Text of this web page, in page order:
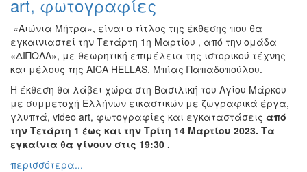
-
Διημερίδες
Σεμινάρια-
Διαλέξεις-
Ομιλίες
Διάφορες
Εκθέσεις
Εκδηλώσεις
για
Παιδιά
art, φωτογραφίες
«Αιώνια Μήτρα», είναι ο τίτλος της έκθεσης που θα
εγκαινιαστεί την Τετάρτη 1η Μαρτίου , από την ομάδα
«ΔΙΠΟΛΑ», με θεωρητική επιμέλεια της ιστορικού τέχνης
και μέλους της AICA HELLAS, Μπίας Παπαδοπούλου.
Η έκθεση θα λάβει χώρα στη Βασιλική του Αγίου Μάρκου
με συμμετοχή Ελλήνων εικαστικών με ζωγραφικά έργα,
γλυπτά, video art, φωτογραφίες και εγκαταστάσεις από
την Τετάρτη 1 έως και την Τρίτη 14 Μαρτίου 2023. Τα
εγκαίνια θα γίνουν στις 19:30 .
περισσότερα...